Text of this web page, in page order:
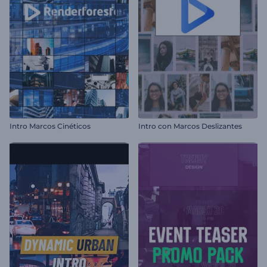
Intro Marcos Cinéticos Intro con Marcos Deslizantes